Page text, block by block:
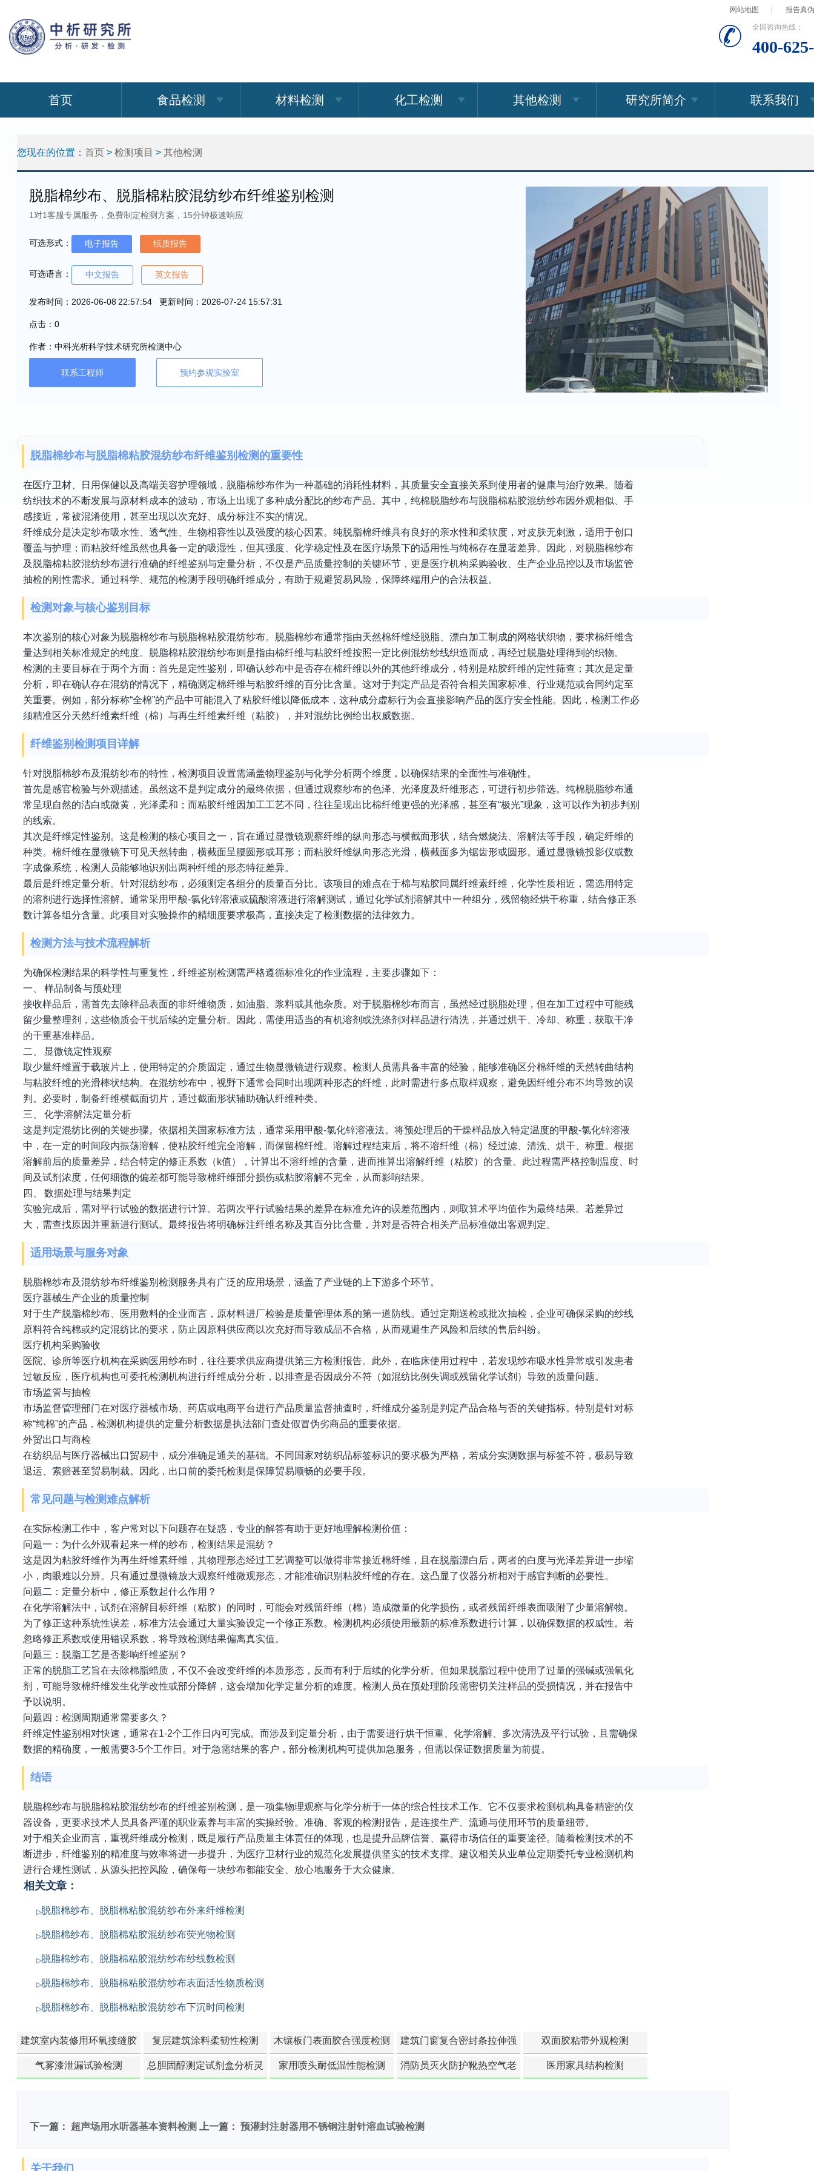
网站地图 报告真
全国咨询热线：
400-
首页 食品检测 材料检测 化工检测 其他检测 研究所简介 联系我们
您现在的位置： 首页 > 检测项目 > 其他检测
脱脂棉纱布、脱脂棉粘胶混纺纱布纤维鉴别检测
1对1客服专属服务，免费制定检测方案，15分钟极速响应
可选形式： 电子报告 纸质报告
可选语言： 中文报告 英文报告
发布时间：2026-06-08 22:57:54 更新时间：2026-07-24 15:57:31
点击：0
作者：中科光析科学技术研究所检测中心
联系工程师 预约参观实验室
脱脂棉纱布与脱脂棉粘胶混纺纱布纤维鉴别检测的重要性
在医疗卫材、日用保健以及高端美容护理领域，脱脂棉纱布作为一种基础的消耗性材料，其质量安全直接关系到使用者的健康与治疗效果。随着
纺织技术的不断发展与原材料成本的波动，市场上出现了多种成分配比的纱布产品。其中，纯棉脱脂纱布与脱脂棉粘胶混纺纱布因外观相似、手
感接近，常被混淆使用，甚至出现以次充好、成分标注不实的情况。
纤维成分是决定纱布吸水性、透气性、生物相容性以及强度的核心因素。纯脱脂棉纤维具有良好的亲水性和柔软度，对皮肤无刺激，适用于创口
覆盖与护理；而粘胶纤维虽然也具备一定的吸湿性，但其强度、化学稳定性及在医疗场景下的适用性与纯棉存在显著差异。因此，对脱脂棉纱布
及脱脂棉粘胶混纺纱布进行准确的纤维鉴别与定量分析，不仅是产品质量控制的关键环节，更是医疗机构采购验收、生产企业品控以及市场监管
抽检的刚性需求。通过科学、规范的检测手段明确纤维成分，有助于规避贸易风险，保障终端用户的合法权益。
检测对象与核心鉴别目标
本次鉴别的核心对象为脱脂棉纱布与脱脂棉粘胶混纺纱布。脱脂棉纱布通常指由天然棉纤维经脱脂、漂白加工制成的网格状织物，要求棉纤维含
量达到相关标准规定的纯度。脱脂棉粘胶混纺纱布则是指由棉纤维与粘胶纤维按照一定比例混纺纱线织造而成，再经过脱脂处理得到的织物。
检测的主要目标在于两个方面：首先是定性鉴别，即确认纱布中是否存在棉纤维以外的其他纤维成分，特别是粘胶纤维的定性筛查；其次是定量
分析，即在确认存在混纺的情况下，精确测定棉纤维与粘胶纤维的百分比含量。这对于判定产品是否符合相关国家标准、行业规范或合同约定至
关重要。例如，部分标称“全棉”的产品中可能混入了粘胶纤维以降低成本，这种成分虚标行为会直接影响产品的医疗安全性能。因此，检测工作必
须精准区分天然纤维素纤维（棉）与再生纤维素纤维（粘胶），并对混纺比例给出权威数据。
纤维鉴别检测项目详解
针对脱脂棉纱布及混纺纱布的特性，检测项目设置需涵盖物理鉴别与化学分析两个维度，以确保结果的全面性与准确性。
首先是感官检验与外观描述。虽然这不是判定成分的最终依据，但通过观察纱布的色泽、光泽度及纤维形态，可进行初步筛选。纯棉脱脂纱布通
常呈现自然的洁白或微黄，光泽柔和；而粘胶纤维因加工工艺不同，往往呈现出比棉纤维更强的光泽感，甚至有“极光”现象，这可以作为初步判别
的线索。
其次是纤维定性鉴别。这是检测的核心项目之一，旨在通过显微镜观察纤维的纵向形态与横截面形状，结合燃烧法、溶解法等手段，确定纤维的
种类。棉纤维在显微镜下可见天然转曲，横截面呈腰圆形或耳形；而粘胶纤维纵向形态光滑，横截面多为锯齿形或圆形。通过显微镜投影仪或数
字成像系统，检测人员能够地识别出两种纤维的形态特征差异。
最后是纤维定量分析。针对混纺纱布，必须测定各组分的质量百分比。该项目的难点在于棉与粘胶同属纤维素纤维，化学性质相近，需选用特定
的溶剂进行选择性溶解。通常采用甲酸-氯化锌溶液或硫酸溶液进行溶解测试，通过化学试剂溶解其中一种组分，残留物经烘干称重，结合修正系
数计算各组分含量。此项目对实验操作的精细度要求极高，直接决定了检测数据的法律效力。
检测方法与技术流程解析
为确保检测结果的科学性与重复性，纤维鉴别检测需严格遵循标准化的作业流程，主要步骤如下：
一、 样品制备与预处理
接收样品后，需首先去除样品表面的非纤维物质，如油脂、浆料或其他杂质。对于脱脂棉纱布而言，虽然经过脱脂处理，但在加工过程中可能残
留少量整理剂，这些物质会干扰后续的定量分析。因此，需使用适当的有机溶剂或洗涤剂对样品进行清洗，并通过烘干、冷却、称重，获取干净
的干重基准样品。
二、 显微镜定性观察
取少量纤维置于载玻片上，使用特定的介质固定，通过生物显微镜进行观察。检测人员需具备丰富的经验，能够准确区分棉纤维的天然转曲结构
与粘胶纤维的光滑棒状结构。在混纺纱布中，视野下通常会同时出现两种形态的纤维，此时需进行多点取样观察，避免因纤维分布不均导致的误
判。必要时，制备纤维横截面切片，通过截面形状辅助确认纤维种类。
三、 化学溶解法定量分析
这是判定混纺比例的关键步骤。依据相关国家标准方法，通常采用甲酸-氯化锌溶液法。将预处理后的干燥样品放入特定温度的甲酸-氯化锌溶液
中，在一定的时间段内振荡溶解，使粘胶纤维完全溶解，而保留棉纤维。溶解过程结束后，将不溶纤维（棉）经过滤、清洗、烘干、称重。根据
溶解前后的质量差异，结合特定的修正系数（k值），计算出不溶纤维的含量，进而推算出溶解纤维（粘胶）的含量。此过程需严格控制温度、时
间及试剂浓度，任何细微的偏差都可能导致棉纤维部分损伤或粘胶溶解不完全，从而影响结果。
四、 数据处理与结果判定
实验完成后，需对平行试验的数据进行计算。若两次平行试验结果的差异在标准允许的误差范围内，则取算术平均值作为最终结果。若差异过
大，需查找原因并重新进行测试。最终报告将明确标注纤维名称及其百分比含量，并对是否符合相关产品标准做出客观判定。
适用场景与服务对象
脱脂棉纱布及混纺纱布纤维鉴别检测服务具有广泛的应用场景，涵盖了产业链的上下游多个环节。
医疗器械生产企业的质量控制
对于生产脱脂棉纱布、医用敷料的企业而言，原材料进厂检验是质量管理体系的第一道防线。通过定期送检或批次抽检，企业可确保采购的纱线
原料符合纯棉或约定混纺比的要求，防止因原料供应商以次充好而导致成品不合格，从而规避生产风险和后续的售后纠纷。
医疗机构采购验收
医院、诊所等医疗机构在采购医用纱布时，往往要求供应商提供第三方检测报告。此外，在临床使用过程中，若发现纱布吸水性异常或引发患者
过敏反应，医疗机构也可委托检测机构进行纤维成分分析，以排查是否因成分不符（如混纺比例失调或残留化学试剂）导致的质量问题。
市场监管与抽检
市场监督管理部门在对医疗器械市场、药店或电商平台进行产品质量监督抽查时，纤维成分鉴别是判定产品合格与否的关键指标。特别是针对标
称“纯棉”的产品，检测机构提供的定量分析数据是执法部门查处假冒伪劣商品的重要依据。
外贸出口与商检
在纺织品与医疗器械出口贸易中，成分准确是通关的基础。不同国家对纺织品标签标识的要求极为严格，若成分实测数据与标签不符，极易导致
退运、索赔甚至贸易制裁。因此，出口前的委托检测是保障贸易顺畅的必要手段。
常见问题与检测难点解析
在实际检测工作中，客户常对以下问题存在疑惑，专业的解答有助于更好地理解检测价值：
问题一：为什么外观看起来一样的纱布，检测结果是混纺？
这是因为粘胶纤维作为再生纤维素纤维，其物理形态经过工艺调整可以做得非常接近棉纤维，且在脱脂漂白后，两者的白度与光泽差异进一步缩
小，肉眼难以分辨。只有通过显微镜放大观察纤维微观形态，才能准确识别粘胶纤维的存在。这凸显了仪器分析相对于感官判断的必要性。
问题二：定量分析中，修正系数起什么作用？
在化学溶解法中，试剂在溶解目标纤维（粘胶）的同时，可能会对残留纤维（棉）造成微量的化学损伤，或者残留纤维表面吸附了少量溶解物。
为了修正这种系统性误差，标准方法会通过大量实验设定一个修正系数。检测机构必须使用最新的标准系数进行计算，以确保数据的权威性。若
忽略修正系数或使用错误系数，将导致检测结果偏离真实值。
问题三：脱脂工艺是否影响纤维鉴别？
正常的脱脂工艺旨在去除棉脂蜡质，不仅不会改变纤维的本质形态，反而有利于后续的化学分析。但如果脱脂过程中使用了过量的强碱或强氧化
剂，可能导致棉纤维发生化学改性或部分降解，这会增加化学定量分析的难度。检测人员在预处理阶段需密切关注样品的受损情况，并在报告中
予以说明。
问题四：检测周期通常需要多久？
纤维定性鉴别相对快速，通常在1-2个工作日内可完成。而涉及到定量分析，由于需要进行烘干恒重、化学溶解、多次清洗及平行试验，且需确保
数据的精确度，一般需要3-5个工作日。对于急需结果的客户，部分检测机构可提供加急服务，但需以保证数据质量为前提。
结语
脱脂棉纱布与脱脂棉粘胶混纺纱布的纤维鉴别检测，是一项集物理观察与化学分析于一体的综合性技术工作。它不仅要求检测机构具备精密的仪
器设备，更要求技术人员具备严谨的职业素养与丰富的实操经验。准确、客观的检测报告，是连接生产、流通与使用环节的质量纽带。
对于相关企业而言，重视纤维成分检测，既是履行产品质量主体责任的体现，也是提升品牌信誉、赢得市场信任的重要途径。随着检测技术的不
断进步，纤维鉴别的精准度与效率将进一步提升，为医疗卫材行业的规范化发展提供坚实的技术支撑。建议相关从业单位定期委托专业检测机构
进行合规性测试，从源头把控风险，确保每一块纱布都能安全、放心地服务于大众健康。
相关文章：
脱脂棉纱布、脱脂棉粘胶混纺纱布外来纤维检测
脱脂棉纱布、脱脂棉粘胶混纺纱布荧光物检测
脱脂棉纱布、脱脂棉粘胶混纺纱布纱线数检测
脱脂棉纱布、脱脂棉粘胶混纺纱布表面活性物质检测
脱脂棉纱布、脱脂棉粘胶混纺纱布下沉时间检测
建筑室内装修用环氧接缝胶
苯含量检测
复层建筑涂料柔韧性检测 木镶板门表面胶合强度检测
建筑门窗复合密封条拉伸强
度-硬质塑料材料检测
双面胶粘带外观检测
气雾漆泄漏试验检测
总胆固醇测定试剂盒分析灵
家用喷头耐低温性能检测
消防员灭火防护靴热空气老
医用家具结构检测
下一篇： 超声场用水听器基本资料检测 上一篇： 预灌封注射器用不锈钢注射针溶血试验检测